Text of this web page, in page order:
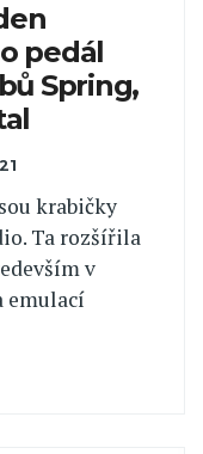
pedál
Spring,
krabičky
Ta rozšířila
v
emulací